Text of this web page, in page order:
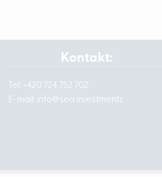
Kontakt:
Tel: +420 724 752 702
E-mail: info@sea.investments